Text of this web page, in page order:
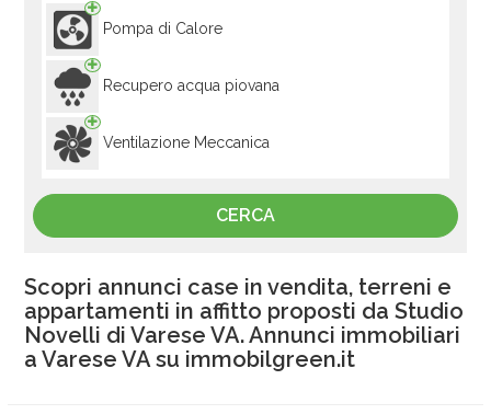
Pompa di Calore
Recupero acqua piovana
Ventilazione Meccanica
Scopri annunci case in vendita, terreni e
appartamenti in affitto proposti da Studio
Novelli di Varese VA. Annunci immobiliari
a Varese VA su immobilgreen.it